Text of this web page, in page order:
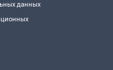
данных